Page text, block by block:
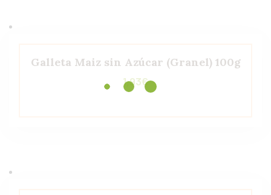
Galleta Maiz sin Azúcar (Granel) 100g
1,93€